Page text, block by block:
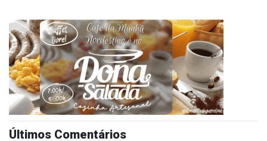
Últimos Comentários